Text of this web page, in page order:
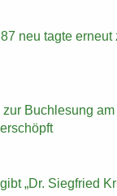
neu tagte
Buch­le­sung
„Dr. Sieg­fried